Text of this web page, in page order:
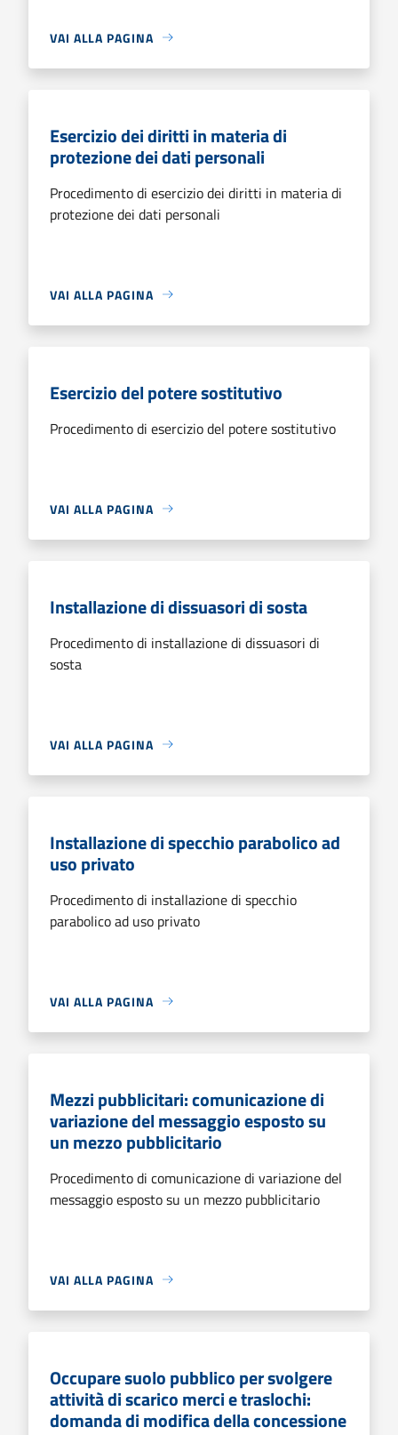
VAI ALLA PAGINA
Esercizio dei diritti in materia di
protezione dei dati personali
Procedimento di esercizio dei diritti in materia di
protezione dei dati personali
VAI ALLA PAGINA
Esercizio del potere sostitutivo
Procedimento di esercizio del potere sostitutivo
VAI ALLA PAGINA
Installazione di dissuasori di sosta
Procedimento di installazione di dissuasori di
sosta
VAI ALLA PAGINA
Installazione di specchio parabolico ad
uso privato
Procedimento di installazione di specchio
parabolico ad uso privato
VAI ALLA PAGINA
Mezzi pubblicitari: comunicazione di
variazione del messaggio esposto su
un mezzo pubblicitario
Procedimento di comunicazione di variazione del
messaggio esposto su un mezzo pubblicitario
VAI ALLA PAGINA
Occupare suolo pubblico per svolgere
attività di scarico merci e traslochi:
domanda di modifica della concessione